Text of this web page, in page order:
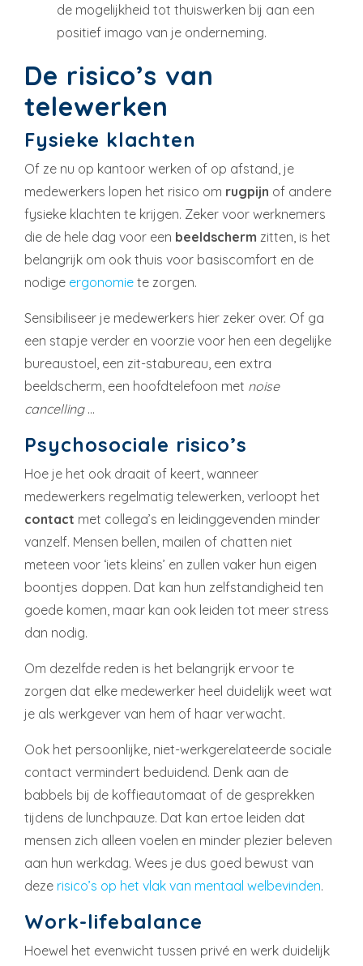
de mogelijkheid tot thuiswerken bij aan een
positief imago van je onderneming.
De risico’s van
telewerken
Fysieke klachten
Of ze nu op kantoor werken of op afstand, je
medewerkers lopen het risico om rugpijn of andere
fysieke klachten te krijgen. Zeker voor werknemers
die de hele dag voor een beeldscherm zitten, is het
belangrijk om ook thuis voor basiscomfort en de
nodige ergonomie te zorgen.
Sensibiliseer je medewerkers hier zeker over. Of ga
een stapje verder en voorzie voor hen een degelijke
bureaustoel, een zit-stabureau, een extra
beeldscherm, een hoofdtelefoon met noise
cancelling…
Psychosociale risico’s
Hoe je het ook draait of keert, wanneer
medewerkers regelmatig telewerken, verloopt het
contact met collega’s en leidinggevenden minder
vanzelf. Mensen bellen, mailen of chatten niet
meteen voor ‘iets kleins’ en zullen vaker hun eigen
boontjes doppen. Dat kan hun zelfstandigheid ten
goede komen, maar kan ook leiden tot meer stress
dan nodig.
Om dezelfde reden is het belangrijk ervoor te
zorgen dat elke medewerker heel duidelijk weet wat
je als werkgever van hem of haar verwacht.
Ook het persoonlijke, niet-werkgerelateerde sociale
contact vermindert beduidend. Denk aan de
babbels bij de koffieautomaat of de gesprekken
tijdens de lunchpauze. Dat kan ertoe leiden dat
mensen zich alleen voelen en minder plezier beleven
aan hun werkdag. Wees je dus goed bewust van
deze risico’s op het vlak van mentaal welbevinden.
Work-lifebalance
Hoewel het evenwicht tussen privé en werk duidelijk